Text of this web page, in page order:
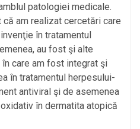
patologiei medicale.
am realizat cercetări care
în tratamentul
au fost şi alte
care am fost integrat şi
în tratamentul herpesului-
antiviral şi de asemenea
în dermatita atopică